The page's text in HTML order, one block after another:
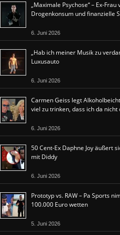
„Maximale Psychose“ – Ex-
Drogenkonsum und finanzielle
6. Juni 2026
„Hab ich meiner Musik zu
Luxusauto
6. Juni 2026
Carmen Geiss legt
viel zu trinken, dass ich da
6. Juni 2026
50 Cent-Ex Daphne Joy äußert
mit Diddy
6. Juni 2026
Prototyp vs. RAW – Pa Sports
100.000 Euro wetten
5. Juni 2026